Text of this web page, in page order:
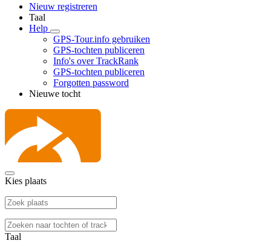
Nieuw registreren
Taal
Help
GPS-Tour.info gebruiken
GPS-tochten publiceren
Info's over TrackRank
GPS-tochten publiceren
Forgotten password
Nieuwe tocht
Kies plaats
Taal